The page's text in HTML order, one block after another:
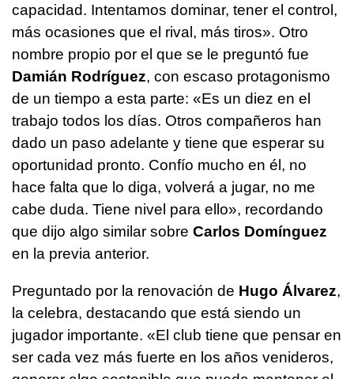
capacidad. Intentamos dominar, tener el control,
más ocasiones que el rival, más tiros». Otro
nombre propio por el que se le preguntó fue
Damián Rodríguez, con escaso protagonismo
de un tiempo a esta parte: «Es un diez en el
trabajo todos los días. Otros compañeros han
dado un paso adelante y tiene que esperar su
oportunidad pronto. Confío mucho en él, no
hace falta que lo diga, volverá a jugar, no me
cabe duda. Tiene nivel para ello», recordando
que dijo algo similar sobre Carlos Domínguez
en la previa anterior.
Preguntado por la renovación de Hugo Álvarez,
la celebra, destacando que está siendo un
jugador importante. «El club tiene que pensar en
ser cada vez más fuerte en los años venideros,